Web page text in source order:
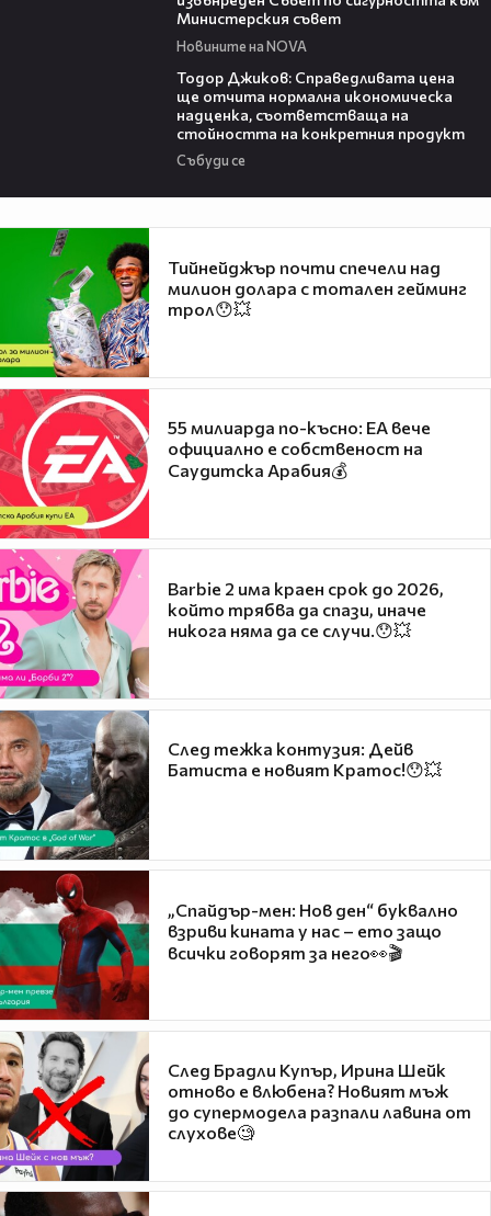
Министерския съвет
Новините на NOVA
Тодор Джиков: Справедливата цена
ще отчита нормална икономическа
надценка, съответстваща на
стойността на конкретния продукт
Събуди се
Тийнейджър почти спечели над
милион долара с тотален гейминг
трол😯💥
55 милиарда по-късно: EA вече
официално е собственост на
Саудитска Арабия💰
Barbie 2 има краен срок до 2026,
който трябва да спази, иначе
никога няма да се случи.😯💥
След тежка контузия: Дейв
Батиста е новият Кратос!😯💥
„Спайдър-мен: Нов ден“ буквално
взриви кината у нас – ето защо
всички говорят за него👀🎬
След Брадли Купър, Ирина Шейк
отново е влюбена? Новият мъж
до супермодела разпали лавина от
слухове🧐